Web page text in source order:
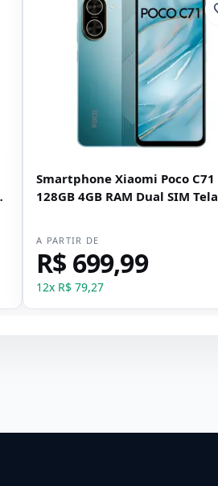
Smartphone Xiaomi Poco C71
128GB 4GB RAM Dual SIM Tela
A PARTIR DE
R$ 699,99
12x R$ 79,27